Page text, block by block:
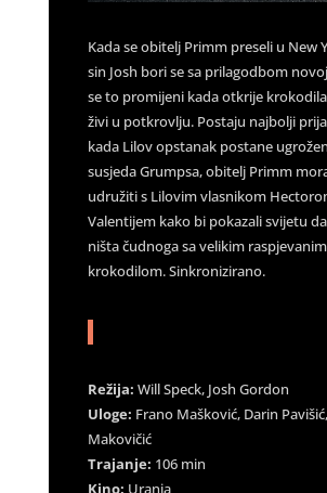
Kada se obitelj Primm preseli u New
sin Josh bori se sa prilagodbom
se to promijeni kada otkrije
živi u potkrovlju. Postaju najbolji
kada Lilov opstanak postane
susjeda Grumpsa, obitelj Primm
udružiti s Lilovim vlasnikom
Valentijem kako bi pokazali svijetu
ništa čudnoga sa velikim raspjevanim
krokodilom. Sinkronizirano.
Režija: Will Speck, Josh Gordon
Uloge: Frano Mašković, Darin
Makovičić
Trajanje: 106 min
Kino: Urania